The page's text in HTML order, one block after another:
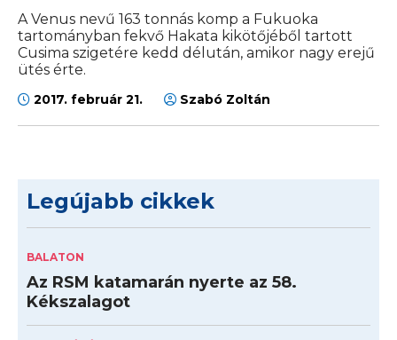
A Venus nevű 163 tonnás komp a Fukuoka
tartományban fekvő Hakata kikötőjéből tartott
Cusima szigetére kedd délután, amikor nagy erejű
ütés érte.
2017. február 21. Szabó Zoltán
Legújabb cikkek
BALATON
Az RSM katamarán nyerte az 58.
Kékszalagot